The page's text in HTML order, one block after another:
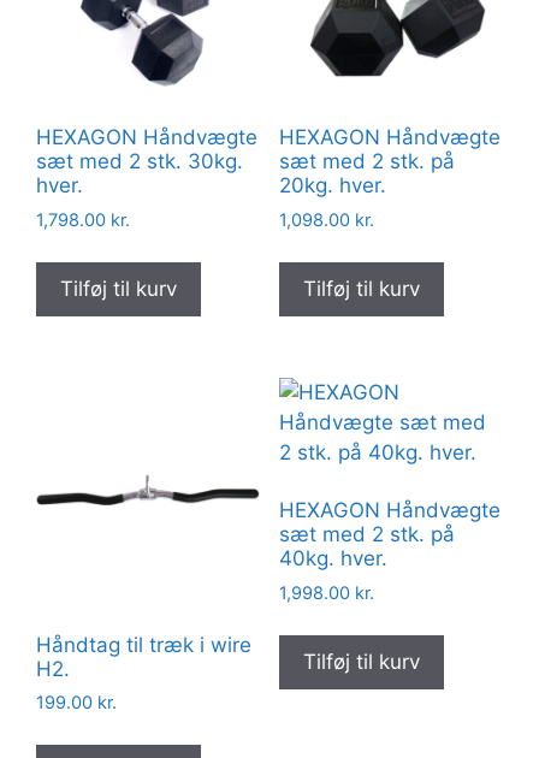
HEXAGON Håndvægte
sæt med 2 stk. 30kg.
hver.
1,798.00 kr.
Tilføj til kurv
HEXAGON Håndvægte
sæt med 2 stk. på
20kg. hver.
1,098.00 kr.
Tilføj til kurv
Håndtag til træk i wire
H2.
199.00 kr.
HEXAGON Håndvægte
sæt med 2 stk. på
40kg. hver.
1,998.00 kr.
Tilføj til kurv